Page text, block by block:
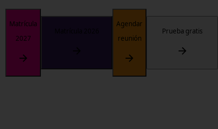
Matrícula
2027
Agendar
reunión
Prueba gratis